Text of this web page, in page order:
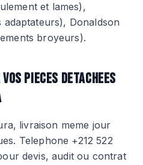
et lames),
adaptateurs), Donaldson
broyeurs).
PIECES DETACHEES
livraison meme jour
Telephone +212 522
devis, audit ou contrat